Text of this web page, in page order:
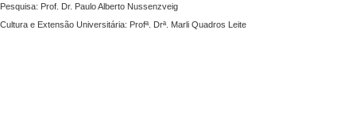
Pesquisa: Prof. Dr. Paulo Alberto Nussenzveig
Cultura e Extensão Universitária: Profª. Drª. Marli Quadros Leite